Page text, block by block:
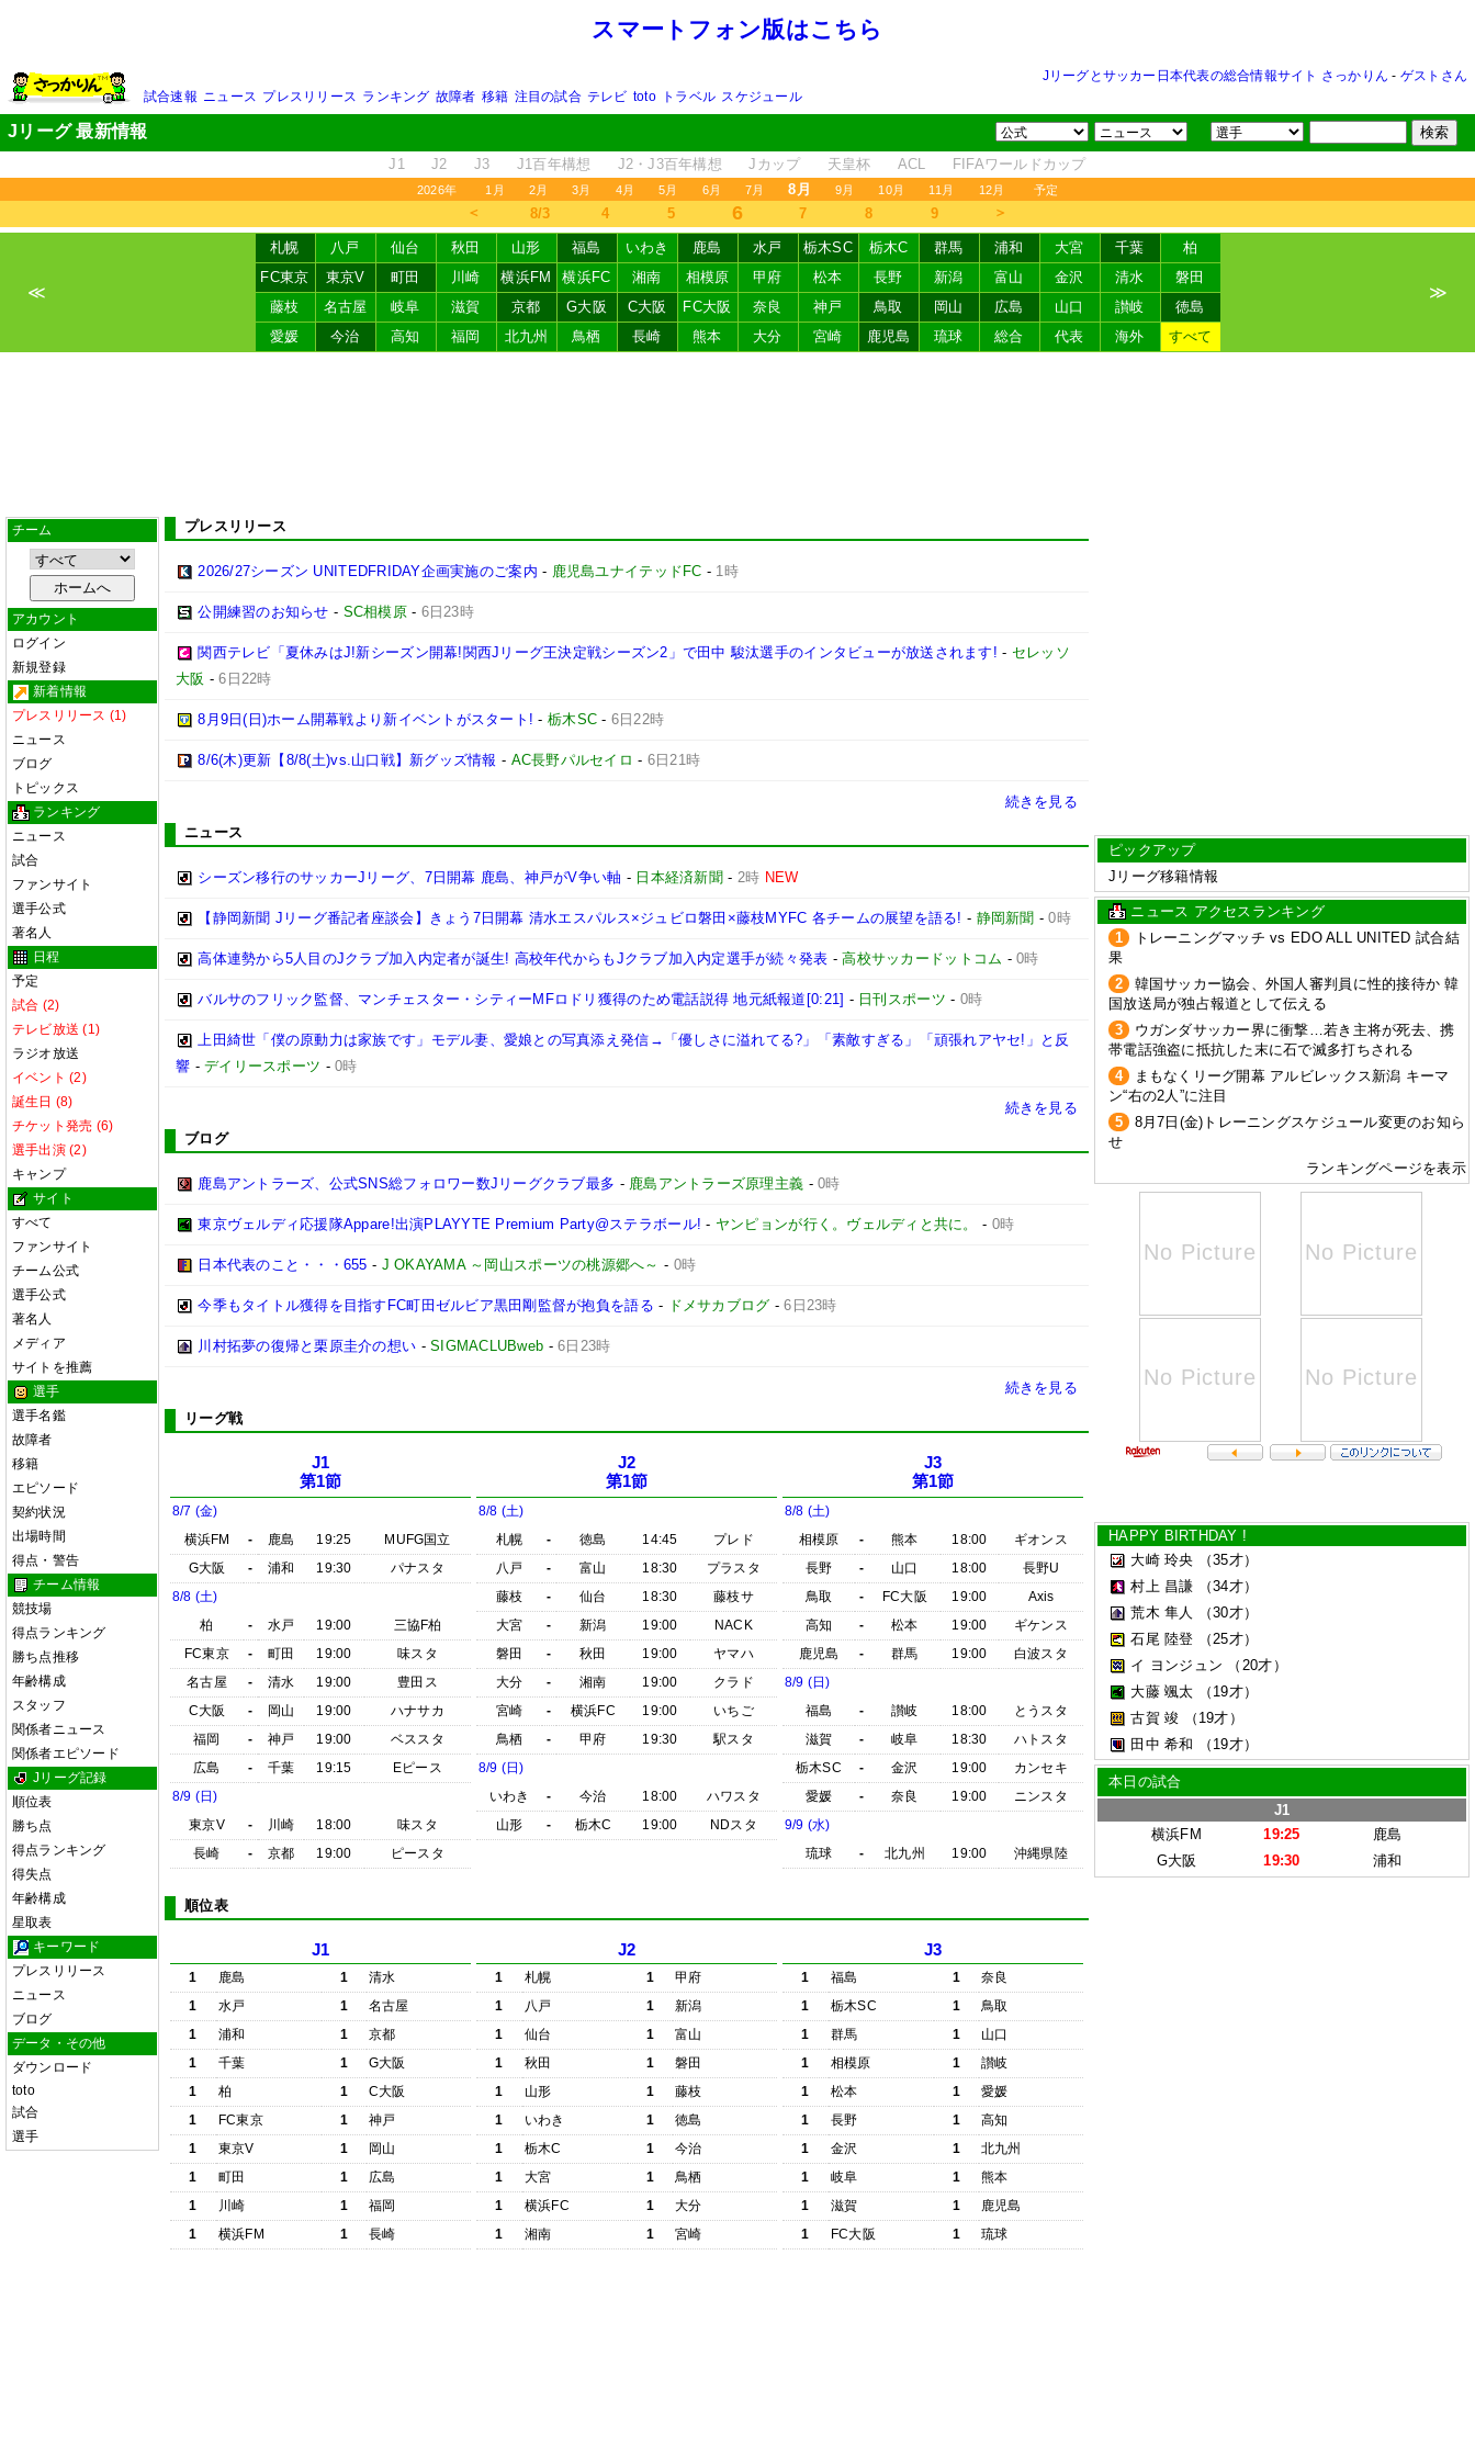
スマートフォン版はこちら
Jリーグとサッカー日本代表の総合情報サイト さっかりん - ゲストさん
試合速報 ニュース プレスリリース ランキング 故障者 移籍 注目の試合 テレビ toto トラベル スケジュール
Jリーグ 最新情報
J1 J2 J3 J1百年構想 J2・J3百年構想 Jカップ 天皇杯 ACL FIFAワールドカップ
2026年 1月 2月 3月 4月 5月 6月 7月 8月 9月 10月 11月 12月 予定
＜ 8/3 4 5 6 7 8 9 ＞
≪
札幌 八戸 仙台 秋田 山形 福島 いわき 鹿島 水戸 栃木SC 栃木C 群馬 浦和 大宮 千葉
柏
FC東京
東京V 町田 川崎 横浜FM 横浜FC 湘南 相模原 甲府 松本 長野 新潟 富山 金沢 清水
磐田
藤枝
名古屋 岐阜 滋賀 京都 G大阪 C大阪 FC大阪 奈良 神戸 鳥取 岡山 広島 山口 讃岐
徳島
愛媛
今治 高知 福岡 北九州 鳥栖 長崎 熊本 大分 宮崎 鹿児島 琉球 総合 代表 海外 すべて
≫
チーム
アカウント
ログイン
新規登録
新着情報
プレスリリース (1)
ニュース
ブログ
トピックス
ランキング
ニュース
試合
ファンサイト
選手公式
著名人
日程
予定
試合 (2)
テレビ放送 (1)
ラジオ放送
イベント (2)
誕生日 (8)
チケット発売 (6)
選手出演 (2)
キャンプ
サイト
すべて
ファンサイト
チーム公式
選手公式
著名人
メディア
サイトを推薦
選手
選手名鑑
故障者
移籍
エピソード
契約状況
出場時間
得点・警告
チーム情報
競技場
得点ランキング
勝ち点推移
年齢構成
スタッフ
関係者ニュース
関係者エピソード
Jリーグ記録
順位表
勝ち点
得点ランキング
得失点
年齢構成
星取表
キーワード
プレスリリース
ニュース
ブログ
データ・その他
ダウンロード
toto
試合
選手
プレスリリース
2026/27シーズン UNITEDFRIDAY企画実施のご案内 - 鹿児島ユナイテッドFC - 1時
公開練習のお知らせ - SC相模原- 6日23時
関西テレビ「夏休みはJ!新シーズン開幕!関西Jリーグ王決定戦シーズン2」で田中 駿汰選手のインタビューが放送されます! - セレッソ
大阪 -6日22時
8月9日(日)ホーム開幕戦より新イベントがスタート! -栃木SC - 6日22時
8/6(木)更新【8/8(土)vs.山口戦】新グッズ情報 - AC長野パルセイロ - 6日21時
続きを見る
ニュース
シーズン移行のサッカーJリーグ、7日開幕 鹿島、神戸がV争い軸 - 日本経済新聞 - 2時 NEW
【静岡新聞 Jリーグ番記者座談会】きょう7日開幕 清水エスパルス×ジュビロ磐田×藤枝MYFC 各チームの展望を語る! - 静岡新聞 -0時
高体連勢から5人目のJクラブ加入内定者が誕生! 高校年代からもJクラブ加入内定選手が続々発表 -高校サッカードットコム -0時
バルサのフリック監督、マンチェスター・シティーMFロドリ獲得のため電話説得 地元紙報道[0:21] - 日刊スポーツ - 0時
上田綺世「僕の原動力は家族です」モデル妻、愛娘との写真添え発信→「優しさに溢れてる?」「素敵すぎる」「頑張れアヤセ!」と反
響 -デイリースポーツ -0時
続きを見る
ブログ
鹿島アントラーズ、公式SNS総フォロワー数Jリーグクラブ最多 - 鹿島アントラーズ原理主義 -0時
東京ヴェルディ応援隊Appare!出演PLAYYTE Premium Party@ステラボール! - ヤンピョンが行く。ヴェルディと共に。 - 0時
日本代表のこと・・・655 - J OKAYAMA ～岡山スポーツの桃源郷へ～ - 0時
今季もタイトル獲得を目指すFC町田ゼルビア黒田剛監督が抱負を語る - ドメサカブログ -6日23時
川村拓夢の復帰と栗原圭介の想い -SIGMACLUBweb -6日23時
続きを見る
リーグ戦
J1
第1節
8/7 (金)
横浜FM
- 鹿島 19:25
MUFG国立
G大阪
- 浦和 19:30
パナスタ
8/8 (土)
柏
- 水戸 19:00
三協F柏
FC東京
- 町田 19:00
味スタ
名古屋
- 清水 19:00
豊田ス
C大阪
- 岡山 19:00
ハナサカ
福岡
- 神戸 19:00
ベススタ
広島
- 千葉 19:15
Eピース
8/9 (日)
東京V
- 川崎 18:00
味スタ
長崎
- 京都 19:00 ピースタ
J2
第1節
8/8 (土)
札幌
- 徳島 14:45
プレド
八戸
- 富山 18:30
プラスタ
藤枝
- 仙台 18:30
藤枝サ
大宮
- 新潟 19:00
NACK
磐田
- 秋田 19:00
ヤマハ
大分
- 湘南 19:00
クラド
宮崎
- 横浜FC 19:00
いちご
鳥栖
- 甲府 19:30
駅スタ
8/9 (日)
いわき
- 今治 18:00
ハワスタ
山形
- 栃木C 19:00 NDスタ
J3
第1節
8/8 (土)
相模原
- 熊本 18:00
ギオンス
長野
- 山口 18:00
長野U
鳥取
- FC大阪 19:00
Axis
高知
- 松本 19:00
ギケンス
鹿児島
- 群馬 19:00
白波スタ
8/9 (日)
福島
- 讃岐 18:00
とうスタ
滋賀
- 岐阜 18:30
ハトスタ
栃木SC
- 金沢 19:00
カンセキ
愛媛
- 奈良 19:00
ニンスタ
9/9 (水)
琉球
- 北九州 19:00 沖縄県陸
順位表
J1
1 鹿島 1
清水
1
水戸 1
名古屋
1
浦和 1
京都
1
千葉 1
G大阪
1
柏 1
C大阪
1
FC東京 1
神戸
1
東京V 1
岡山
1
町田 1
広島
1
川崎 1
福岡
1
横浜FM 1 長崎
J2
1 札幌 1
甲府
1
八戸 1
新潟
1
仙台 1
富山
1
秋田 1
磐田
1
山形 1
藤枝
1
いわき 1
徳島
1
栃木C 1
今治
1
大宮 1
鳥栖
1
横浜FC 1
大分
1
湘南 1 宮崎
J3
1 福島 1
奈良
1
栃木SC 1
鳥取
1
群馬 1
山口
1
相模原 1
讃岐
1
松本 1
愛媛
1
長野 1
高知
1
金沢 1
北九州
1
岐阜 1
熊本
1
滋賀 1
鹿児島
1
FC大阪 1 琉球
ピックアップ
Jリーグ移籍情報
ニュース アクセスランキング
1
トレーニングマッチ vs EDO ALL UNITED 試合結
果
2
韓国サッカー協会、外国人審判員に性的接待か 韓
国放送局が独占報道として伝える
3
ウガンダサッカー界に衝撃…若き主将が死去、携
帯電話強盗に抵抗した末に石で滅多打ちされる
4
まもなくリーグ開幕 アルビレックス新潟 キーマ
ン“右の2人”に注目
5
8月7日(金)トレーニングスケジュール変更のお知ら
せ
ランキングページを表示
HAPPY BIRTHDAY !
大崎 玲央
（35才）
村上 昌謙
（34才）
荒木 隼人
（30才）
石尾 陸登
（25才）
イ ヨンジュン
（20才）
大藤 颯太
（19才）
古賀 竣
（19才）
田中 希和
（19才）
本日の試合
J1
横浜FM
19:25
鹿島
G大阪
19:30 浦和